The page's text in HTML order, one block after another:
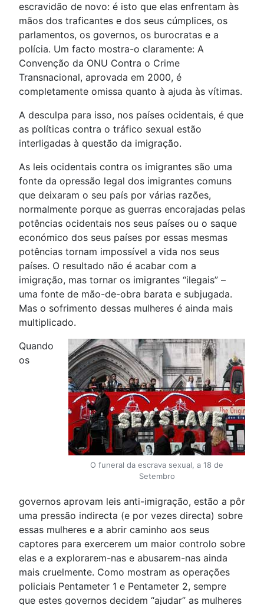
escravidão de novo: é isto que elas enfrentam às
mãos dos traficantes e dos seus cúmplices, os
parlamentos, os governos, os burocratas e a
polícia. Um facto mostra-o claramente: A
Convenção da ONU Contra o Crime
Transnacional, aprovada em 2000, é
completamente omissa quanto à ajuda às vítimas.
A desculpa para isso, nos países ocidentais, é que
as políticas contra o tráfico sexual estão
interligadas à questão da imigração.
As leis ocidentais contra os imigrantes são uma
fonte da opressão legal dos imigrantes comuns
que deixaram o seu país por várias razões,
normalmente porque as guerras encorajadas pelas
potências ocidentais nos seus países ou o saque
económico dos seus países por essas mesmas
potências tornam impossível a vida nos seus
países. O resultado não é acabar com a
imigração, mas tornar os imigrantes “ilegais” –
uma fonte de mão-de-obra barata e subjugada.
Mas o sofrimento dessas mulheres é ainda mais
multiplicado.
O funeral da escrava sexual, a 18 de
Setembro
Quando
os
governos aprovam leis anti-imigração, estão a pôr
uma pressão indirecta (e por vezes directa) sobre
essas mulheres e a abrir caminho aos seus
captores para exercerem um maior controlo sobre
elas e a explorarem-nas e abusarem-nas ainda
mais cruelmente. Como mostram as operações
policiais Pentameter 1 e Pentameter 2, sempre
que estes governos decidem “ajudar” as mulheres